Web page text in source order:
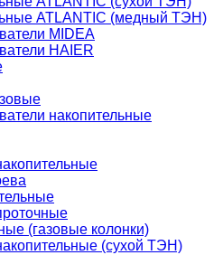
ATLANTIC (медный ТЭН)
MIDEA
HAIER
накопительные
(газовые колонки)
(сухой ТЭН)